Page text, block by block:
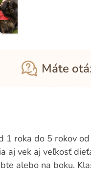
Máte
1 roka do 5 rokov
aj vek aj veľkosť
alebo na boku.